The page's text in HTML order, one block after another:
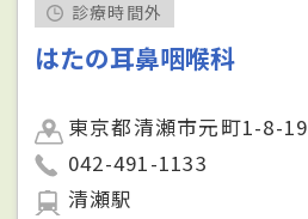
診療時間外
はたの耳鼻咽喉科
東京都清瀬市元町1-8-19
042-491-1133
清瀬駅